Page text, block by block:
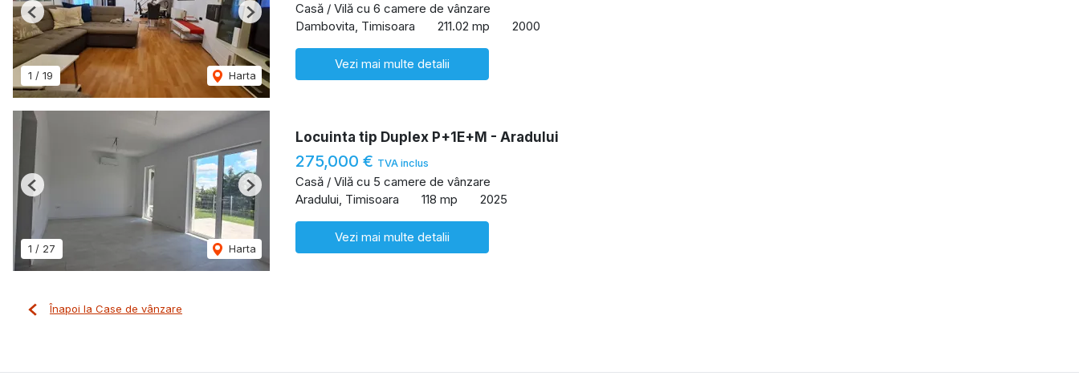
1 / 19 Harta
Previous Next
Casă / Vilă cu 6 camere de vânzare
Dambovita, Timisoara
211.02 mp 2000
Vezi mai multe detalii
1 / 27 Harta
Previous Next
Locuinta tip Duplex P+1E+M - Aradului
275,000 € TVA inclus
Casă / Vilă cu 5 camere de vânzare
Aradului, Timisoara
118 mp 2025
Vezi mai multe detalii
Înapoi la Case de vânzare